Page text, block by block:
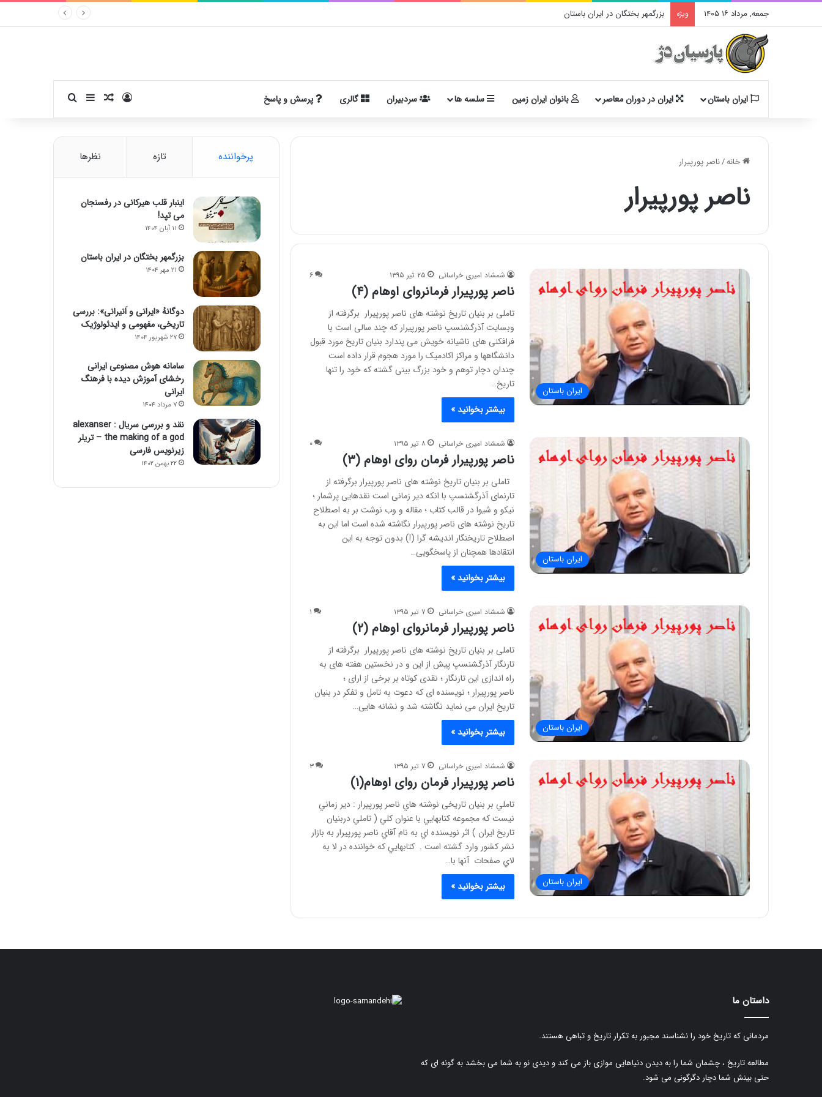
جمعه, مرداد ۱۶ ۱۴۰۵ ویژه بزرگمهر بختگان در ایران باستان
ایران باستان ایران در دوران معاصر بانوان ایران زمین سلسه ها سردبیران گالری پرسش و پاسخ ورودنوشته تصادفی
سایدبارجستجو برای
خانه/ناصر پورپیرار
ناصر پورپیرار
ایران باستان
شمشاد امیری خراسانی ۲۵ تیر ۱۳۹۵ ۶
ناصر پورپیرار فرمانروای اوهام (۴)
تاملی بر بنيان تاريخ نوشته های ناصر پورپيرار برگرفته از
وبسایت آذرگشنسپ ناصر پورپيرار که چند سالی است با
فرافکنی های ناشيانه خويش می پندارد بنيان تاريخ مورد قبول
دانشگاهها و مراکز اکادميک را مورد هجوم قرار داده است
چندان دچار توهم و خود بزرگ بينی گشته که خود را تنها
تاريخ…
بیشتر بخوانید »
ایران باستان
شمشاد امیری خراسانی ۸ تیر ۱۳۹۵ ۰
ناصر پورپیرار فرمان روای اوهام (۳)
تاملی بر بنيان تاريخ نوشته های ناصر پورپيرار برگرفته از
تارنمای آذرگشنسپ با انکه دير زمانی است نقدهايی پرشمار ؛
نيکو و شيوا در قالب کتاب ؛ مقاله و وب نوشت بر به اصطلاح
تاريخ نوشته های ناصر پورپيرار نگاشته شده است اما اين به
اصطلاح تاريخنگار انديشه گرا (!) بدون توجه به اين
انتقادها همچنان از پاسخگويی…
بیشتر بخوانید »
ایران باستان
شمشاد امیری خراسانی ۷ تیر ۱۳۹۵ ۱
ناصر پورپیرار فرمانروای اوهام (۲)
تاملی بر بنيان تاريخ نوشته های ناصر پورپيرار برگرفته از
تارنگار آذرگشنسپ پيش از اين و در نخستين هفته های به
راه اندازی اين تارنگار ؛ نقدی کوتاه بر برخی از ارای ؛
ناصر پورپيرار ؛ نويسنده ای که دعوت به تامل و تفکر در بنيان
تاريخ ايران می نمايد نگاشته شد و نشانه هايی…
بیشتر بخوانید »
ایران باستان
شمشاد امیری خراسانی ۷ تیر ۱۳۹۵ ۳
ناصر پورپیرار فرمان روای اوهام(۱)
تاملي بر بنيان تاريخی نوشته هاي ناصر پورپيرار : دير زماني
نيست که مجموعه کتابهايي با عنوان کلي ( تاملي دربنيان
تاريخ ايران ) اثر نويسنده اي به نام آقاي ناصر پورپيرار به بازار
نشر کشور وارد گشته است . کتابهايي که خواننده در لا به
لاي صفحات آنها با…
بیشتر بخوانید »
پرخواننده تازه نظرها
اینبار قلب هیرکانی در رفسنجان
می تپد!
۱۱ آبان ۱۴۰۴
بزرگمهر بختگان در ایران باستان
۲۱ مهر ۱۴۰۴
دوگانهٔ «ایرانی و اَنیرانی»: بررسی
تاریخی، مفهومی و ایدئولوژیک
۲۷ شهریور ۱۴۰۴
سامانه هوش مصنوعی ایرانی
رخشای آموزش دیده با فرهنگ
ایرانی
۷ مرداد ۱۴۰۴
نقد و بررسی سریال alexanser :
the making of a god – تریلر
زیرنویس فارسی
۲۲ بهمن ۱۴۰۲
داستان ما
مردمانی که تاریخ خود را نشناسند مجبور به تکرار تاریخ و تباهی هستند.
مطالعه تاریخ ، چشمان شما را به دیدن دنیاهایی موازی باز می کند و دیدی نو به شما می بخشد به گونه ای که
حتی بینش شما دچار دگرگونی می شود.